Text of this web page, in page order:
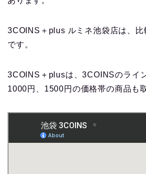
3COINS＋plus ルミネ池袋店は、比
です。
3COINS＋plusは、3COINSのライ
1000円、1500円の価格帯の商品も